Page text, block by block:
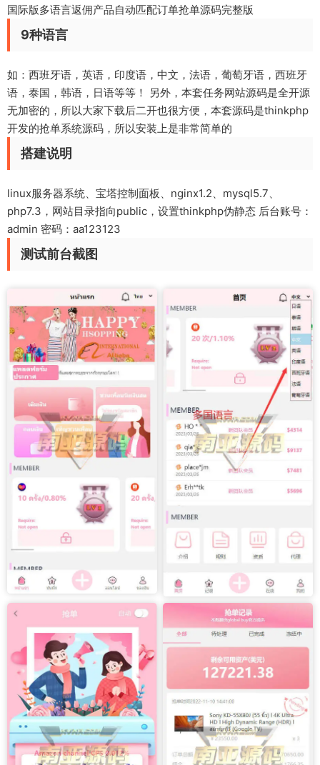
国际版多语言返佣产品自动匹配订单抢单源码完整版
9种语言
如：西班牙语，英语，印度语，中文，法语，葡萄牙语，西班牙
语，泰国，韩语，日语等等！ 另外，本套任务网站源码是全开源
无加密的，所以大家下载后二开也很方便，本套源码是thinkphp
开发的抢单系统源码，所以安装上是非常简单的
搭建说明
linux服务器系统、宝塔控制面板、nginx1.2、mysql5.7、
php7.3，网站目录指向public，设置thinkphp伪静态 后台账号：
admin 密码：aa123123
测试前台截图